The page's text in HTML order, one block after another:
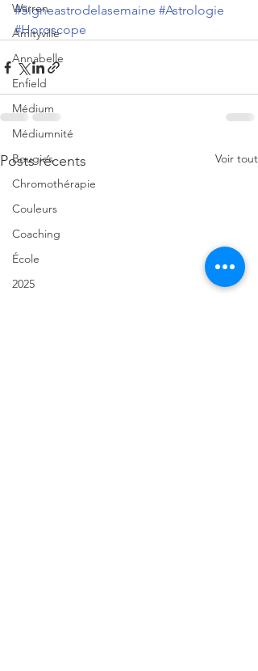
Warren
Amityville
Annabelle
Enfield
Médium
Médiumnité
Bougies
Chromothérapie
Couleurs
Coaching
École
2025
#Signeastrodelasemaine #Astrologie
#Horoscope
Posts récents Voir tout